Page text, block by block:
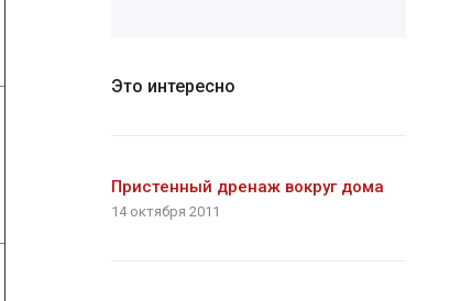
Это интересно
Пристенный дренаж вокруг дома
14 октября 2011